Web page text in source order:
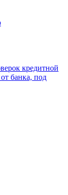
кредитной
банка, под